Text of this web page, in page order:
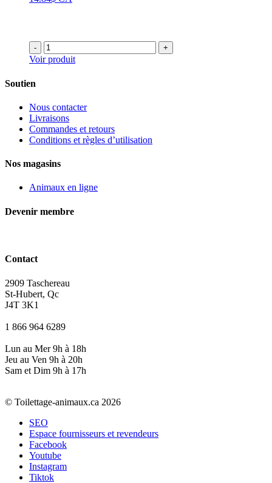
- +
Voir produit
Soutien
Nous contacter
Livraisons
Commandes et retours
Conditions et règles d’utilisation
Nos magasins
Animaux en ligne
Devenir membre
Contact
2909 Taschereau
St-Hubert, Qc
J4T 3K1
1 866 964 6289
Lun au Mer 9h à 18h
Jeu au Ven 9h à 20h
Sam et Dim 9h à 17h
© Toilettage-animaux.ca 2026
SEO
Espace fournisseurs et revendeurs
Facebook
Youtube
Instagram
Tiktok